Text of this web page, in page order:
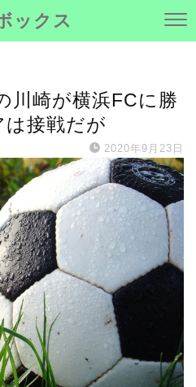
ックス
川崎が横浜FCに勝
接戦だが
2020年9月23日